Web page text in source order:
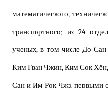
математического,
транспортного; из 24
ученых, в том числе До
Ким Гван Чжин, Ким Сок
Сан и Им Рок Чжэ, первыми